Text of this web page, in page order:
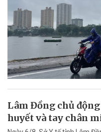
Lâm Đồng chủ
huyết và tay chân